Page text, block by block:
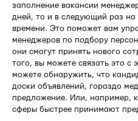
заполнение вакансии
дней, то и в следующий раз на
времени. Это поможет вам
менеджеров по подбору
они смогут принять нового
того, вы можете связать это
можете обнаружить, что
доски объявлений, гораздо
предложение. Или, например,
сферы быстрее принимают